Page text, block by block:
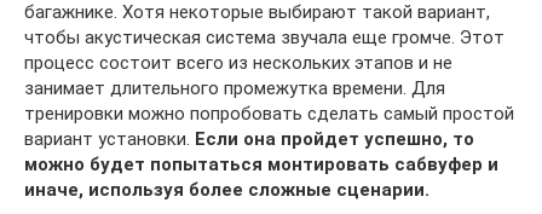
багажнике. Хотя некоторые выбирают такой вариант,
чтобы акустическая система звучала еще громче. Этот
процесс состоит всего из нескольких этапов и не
занимает длительного промежутка времени. Для
тренировки можно попробовать сделать самый простой
вариант установки. Если она пройдет успешно, то
можно будет попытаться монтировать сабвуфер и
иначе, используя более сложные сценарии.